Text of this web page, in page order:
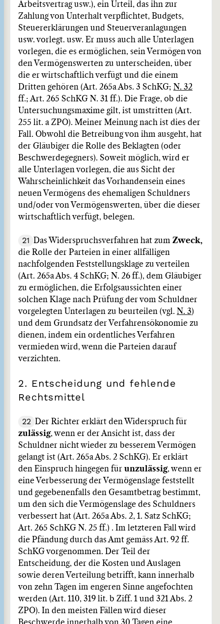
Arbeitsvertrag usw.), ein Urteil, das ihn zur
Zahlung von Unterhalt verpflichtet, Budgets,
Steuererklärungen und Steuerveranlagungen
usw. vorlegt. usw. Er muss auch alle Unterlagen
vorlegen, die es ermöglichen, sein Vermögen von
den Vermögenswerten zu unterscheiden, über
die er wirtschaftlich verfügt und die einem
Dritten gehören (Art. 265a Abs. 3 SchKG; N. 32
ff.; Art. 265 SchKG N. 31 ff.). Die Frage, ob die
Untersuchungsmaxime gilt, ist umstritten (Art.
255 lit. a ZPO). Meiner Meinung nach ist dies der
Fall. Obwohl die Betreibung von ihm ausgeht, hat
der Gläubiger die Rolle des Beklagten (oder
Beschwerdegegners). Soweit möglich, wird er
alle Unterlagen vorlegen, die aus Sicht der
Wahrscheinlichkeit das Vorhandensein eines
neuen Vermögens des ehemaligen Schuldners
und/oder von Vermögenswerten, über die dieser
wirtschaftlich verfügt, belegen.
21 Das Widerspruchsverfahren hat zum Zweck,
die Rolle der Parteien in einer allfälligen
nachfolgenden Feststellungsklage zu verteilen
(Art. 265a Abs. 4 SchKG; N. 26 ff.), dem Gläubiger
zu ermöglichen, die Erfolgsaussichten einer
solchen Klage nach Prüfung der vom Schuldner
vorgelegten Unterlagen zu beurteilen (vgl. N. 3)
und dem Grundsatz der Verfahrensökonomie zu
dienen, indem ein ordentliches Verfahren
vermieden wird, wenn die Parteien darauf
verzichten.
2. Entscheidung und fehlende
Rechtsmittel
22
Der Richter erklärt den Widerspruch für
zulässig, wenn er der Ansicht ist, dass der
Schuldner nicht wieder zu besserem Vermögen
gelangt ist (Art. 265a Abs. 2 SchKG). Er erklärt
den Einspruch hingegen für unzulässig, wenn er
eine Verbesserung der Vermögenslage feststellt
und gegebenenfalls den Gesamtbetrag bestimmt,
um den sich die Vermögenslage des Schuldners
verbessert hat (Art. 265a Abs. 2, 1. Satz SchKG;
Art. 265 SchKG N. 25 ff.) . Im letzteren Fall wird
die Pfändung durch das Amt gemäss Art. 92 ff.
SchKG vorgenommen. Der Teil der
Entscheidung, der die Kosten und Auslagen
sowie deren Verteilung betrifft, kann innerhalb
von zehn Tagen im engeren Sinne angefochten
werden (Art. 110, 319 lit. b Ziff. 1 und 321 Abs. 2
ZPO). In den meisten Fällen wird dieser